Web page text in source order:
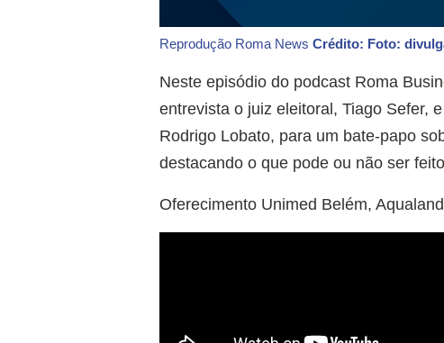
Reprodução Roma NewsCrédito: Foto:
Neste episódio do podcast Roma
entrevista o juiz eleitoral, Tiago Sefer,
Rodrigo Lobato, para um bate-papo
destacando o que pode ou não ser
Oferecimento Unimed Belém,